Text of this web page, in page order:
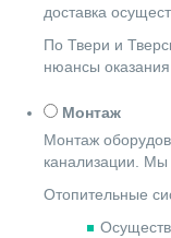
доставка
По Твери и
нюансы
Монтаж
Монтаж
канализации.
Отопительные